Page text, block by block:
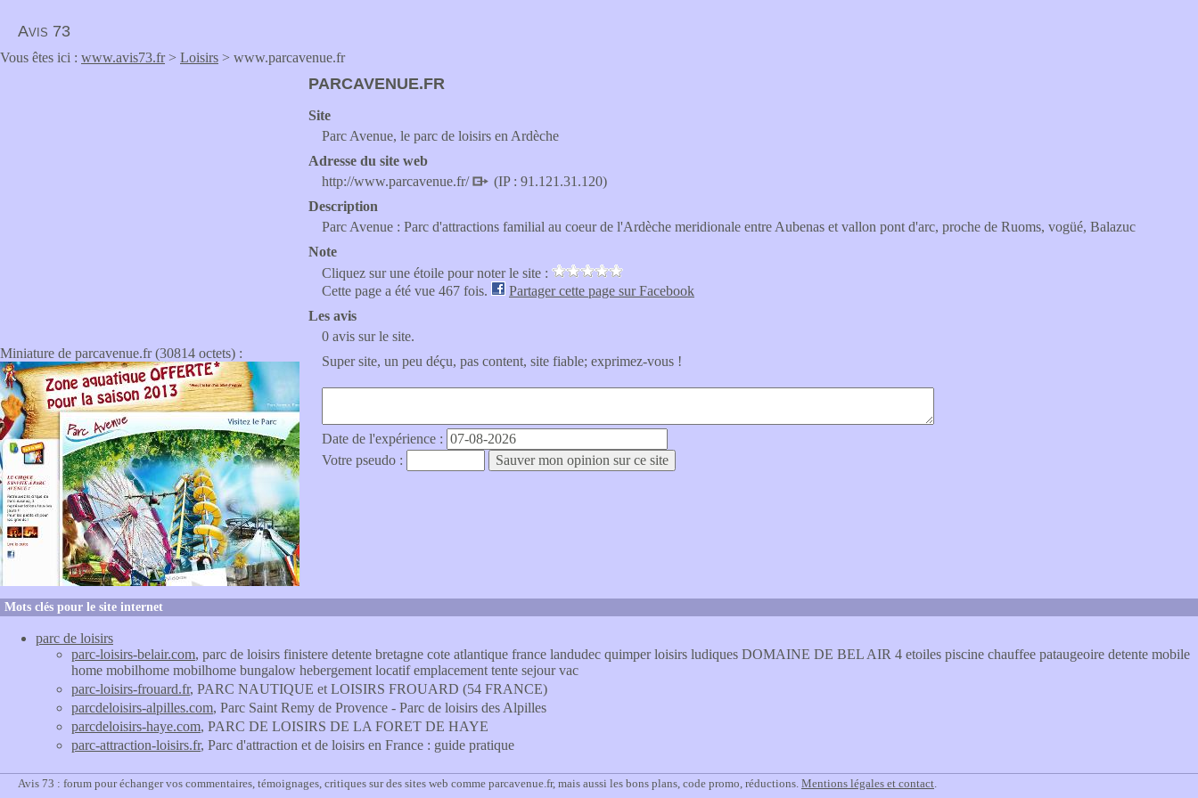
Avis 73
Vous êtes ici : www.avis73.fr> Loisirs > www.parcavenue.fr
Miniature de parcavenue.fr (30814 octets) :
PARCAVENUE.FR
Site
Parc Avenue, le parc de loisirs en Ardèche
Adresse du site web
http://www.parcavenue.fr/
(IP : 91.121.31.120)
Description
Parc Avenue : Parc d'attractions familial au coeur de l'Ardèche meridionale entre Aubenas et vallon pont d'arc, proche de Ruoms, vogüé, Balazuc
Note
Cliquez sur une étoile pour noter le site :
Cette page a été vue 467 fois.
Partager cette page sur Facebook
Les avis
0 avis sur le site.
Super site, un peu déçu, pas content, site fiable; exprimez-vous !
Date de l'expérience :
Votre pseudo :
Mots clés pour le site internet
parc de loisirs
parc-loisirs-belair.com, parc de loisirs finistere detente bretagne cote atlantique france landudec quimper loisirs ludiques DOMAINE DE BEL AIR 4 etoiles piscine chauffee pataugeoire detente mobile
home mobilhome mobilhome bungalow hebergement locatif emplacement tente sejour vac
parc-loisirs-frouard.fr, PARC NAUTIQUE et LOISIRS FROUARD (54 FRANCE)
parcdeloisirs-alpilles.com, Parc Saint Remy de Provence - Parc de loisirs des Alpilles
parcdeloisirs-haye.com, PARC DE LOISIRS DE LA FORET DE HAYE
parc-attraction-loisirs.fr, Parc d'attraction et de loisirs en France : guide pratique
Avis 73 : forum pour échanger vos commentaires, témoignages, critiques sur des sites web comme parcavenue.fr, mais aussi les bons plans, code promo, réductions. Mentions légales et contact.